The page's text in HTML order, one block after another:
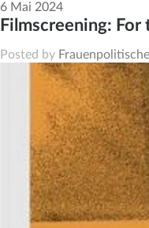
6 Mai 2024
Filmscreening:
Posted by